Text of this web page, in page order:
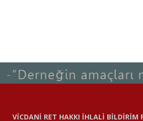
VİCDANİ RET HAKKI İHLALİ BİLDİRİM